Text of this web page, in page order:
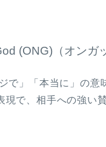
(ONG)（オンガ
で」「本当に」の意
現で、相手への強い